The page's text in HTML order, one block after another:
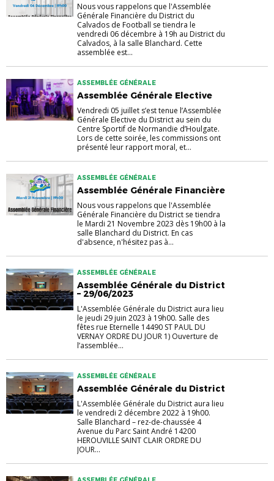
Nous vous rappelons que l'Assemblée
Générale Financière du District du
Calvados de Football se tiendra le
vendredi 06 décembre à 19h au District du
Calvados, à la salle Blanchard. Cette
assemblée est...
ASSEMBLÉE GÉNÉRALE
Assemblée Générale Elective
Vendredi 05 juillet s’est tenue l’Assemblée
Générale Elective du District au sein du
Centre Sportif de Normandie d’Houlgate.
Lors de cette soirée, les commissions ont
présenté leur rapport moral, et...
ASSEMBLÉE GÉNÉRALE
Assemblée Générale Financière
Nous vous rappelons que l'Assemblée
Générale Financière du District se tiendra
le Mardi 21 Novembre 2023 dès 19h00 à la
salle Blanchard du District. En cas
d'absence, n'hésitez pas à...
ASSEMBLÉE GÉNÉRALE
Assemblée Générale du District
– 29/06/2023
L'Assemblée Générale du District aura lieu
le jeudi 29 juin 2023 à 19h00. Salle des
fêtes rue Eternelle 14490 ST PAUL DU
VERNAY ORDRE DU JOUR 1) Ouverture de
l’assemblée...
ASSEMBLÉE GÉNÉRALE
Assemblée Générale du District
L'Assemblée Générale du District aura lieu
le vendredi 2 décembre 2022 à 19h00.
Salle Blanchard – rez-de-chaussée 4
Avenue du Parc Saint André 14200
HEROUVILLE SAINT CLAIR ORDRE DU
JOUR...